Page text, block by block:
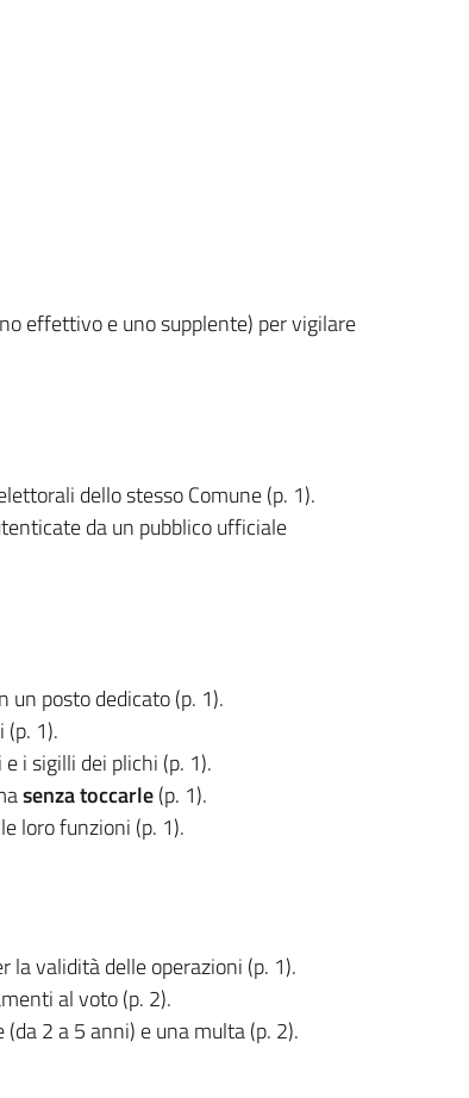
effettivo e uno supplente) per vigilare
dello stesso Comune (p. 1).
da un pubblico ufficiale
posto dedicato (p. 1).
1).
i sigilli dei plichi (p. 1).
senza toccarle(p. 1).
loro funzioni (p. 1).
la validità delle operazioni (p. 1).
al voto (p. 2).
2 a 5 anni) e una multa (p. 2).